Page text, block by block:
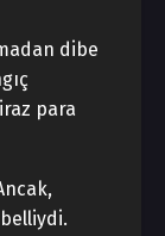
dibe
para